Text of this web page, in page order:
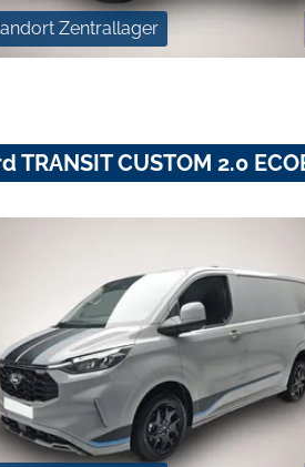
Zentrallager
TRANSIT CUSTOM 2.0